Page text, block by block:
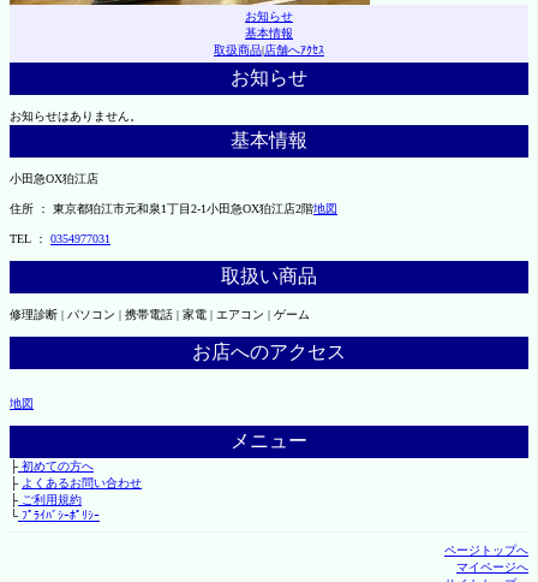
お知らせ
基本情報
取扱商品|店舗へｱｸｾｽ
お知らせ
お知らせはありません。
基本情報
小田急OX狛江店
住所 ： 東京都狛江市元和泉1丁目2-1小田急OX狛江店2階地図
TEL ： 0354977031
取扱い商品
修理診断 | パソコン | 携帯電話 | 家電 | エアコン | ゲーム
お店へのアクセス
地図
メニュー
├初めての方へ
├ よくあるお問い合わせ
├ご利用規約
└ﾌﾟﾗｲﾊﾞｼｰﾎﾟﾘｼｰ
ページトップへ
マイページへ